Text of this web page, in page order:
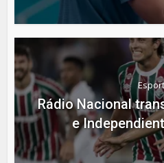
Rádio Nacional
e